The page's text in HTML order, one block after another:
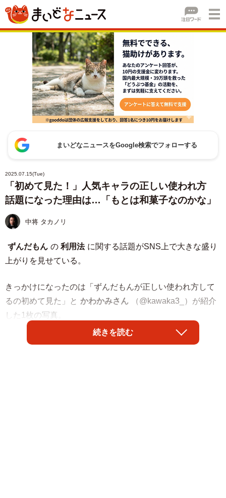
まいどなニュースをGoogle検索でフォローする
2025.07.15(Tue)
「初めて見た！」人気キャラの正しい使われ方
話題になった理由は…「もとは和菓子なのかな」
中将 タカノリ
ずんだもん の 利用法 に関する話題がSNS上で大きな盛り
上がりを見せている。
きっかけになったのは「ずんだもんが正しい使われ方して
るの初めて見た」と かわかみさん
（@kawaka3_）が紹介
した1枚の写真。
続きを読む